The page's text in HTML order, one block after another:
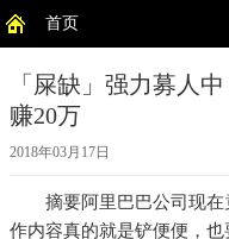
首页
「屎缺」强力募人
赚20万
2018年03月17日
摘要阿里巴巴公司现
作内容真的就是铲便便，